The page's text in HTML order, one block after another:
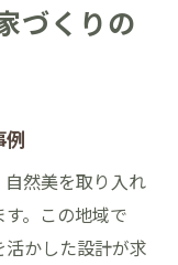
づくりの
例
然美を取り入れ
。この地域で
かした設計が求